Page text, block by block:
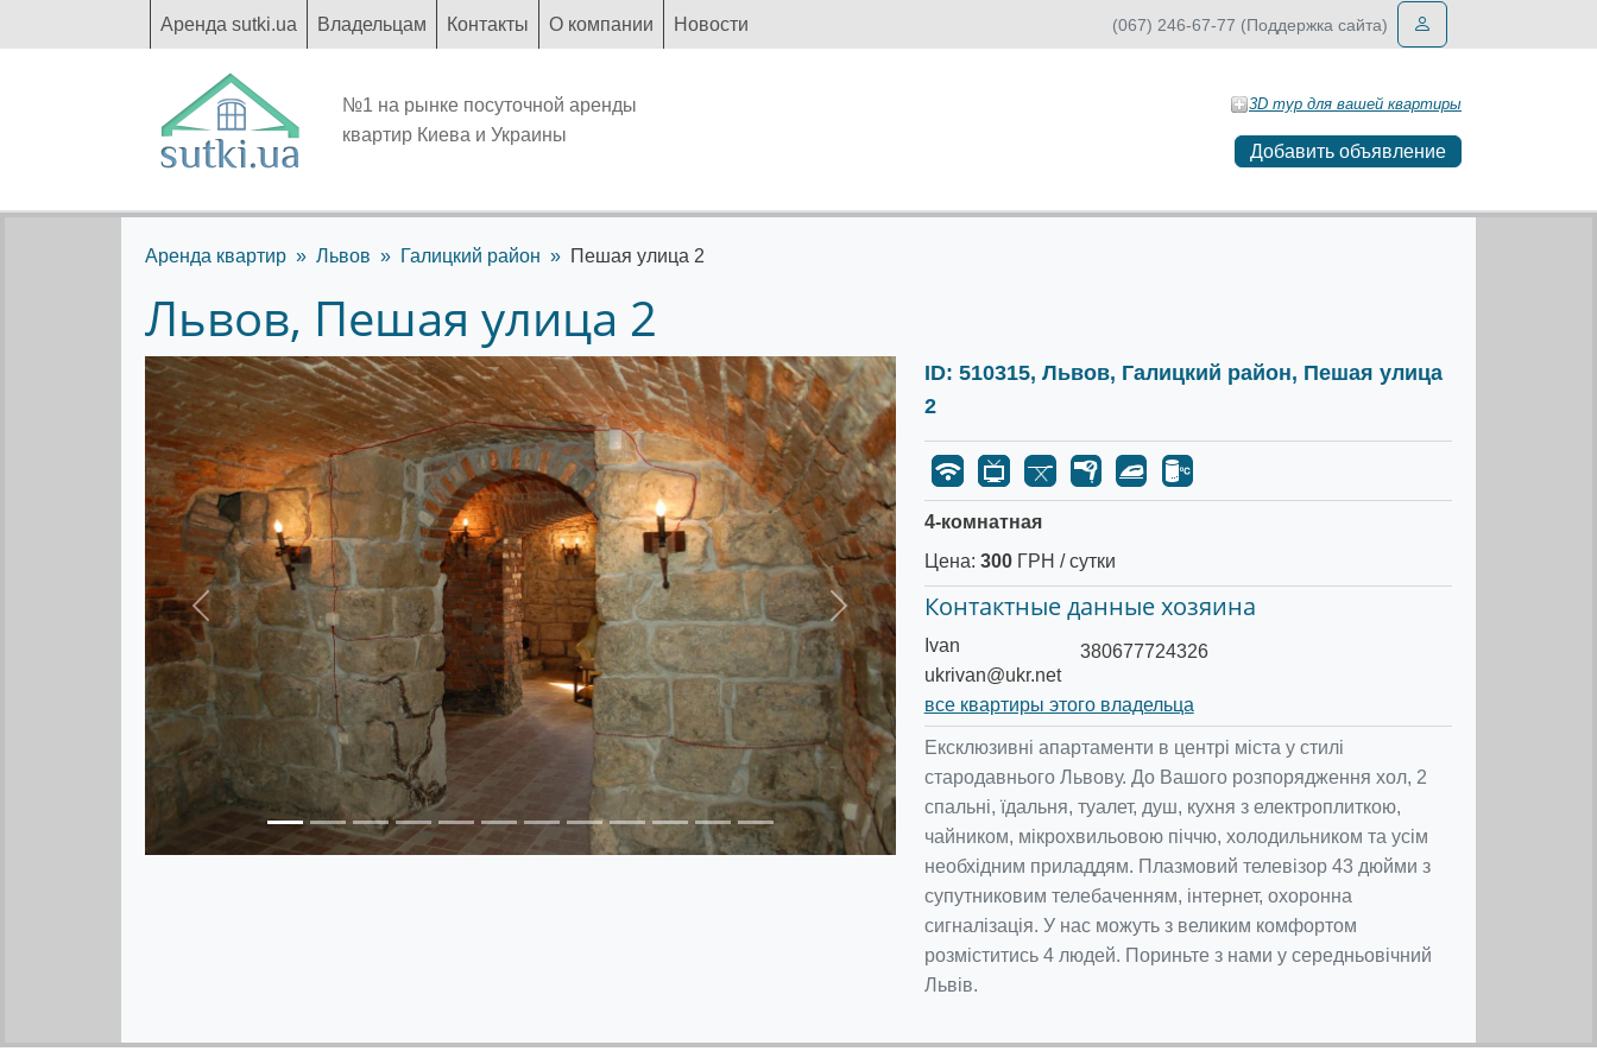
Аренда sutki.ua Владельцам Контакты О компании Новости (067) 246-67-77 (Поддержка сайта)
№1 на рынке посуточной аренды
квартир Киева и Украины
3D тур для вашей квартиры
Добавить объявление
Аренда квартир Львов Галицкий район Пешая улица 2
Львов, Пешая улица 2
Предыдущее Следующее
ID: 510315, Львов, Галицкий район, Пешая улица
2
4-комнатная
Цена: 300ГРН / сутки
Контактные данные хозяина
Ivan
ukrivan@ukr.net
380677724326
все квартиры этого владельца
Ексклюзивні апартаменти в центрі міста у стилі
стародавнього Львову. До Вашого розпорядження хол, 2
спальні, їдальня, туалет, душ, кухня з електроплиткою,
чайником, мікрохвильовою піччю, холодильником та усім
необхідним приладдям. Плазмовий телевізор 43 дюйми з
супутниковим телебаченням, інтернет, охоронна
сигналізація. У нас можуть з великим комфортом
розміститись 4 людей. Пориньте з нами у середньовічний
Львів.